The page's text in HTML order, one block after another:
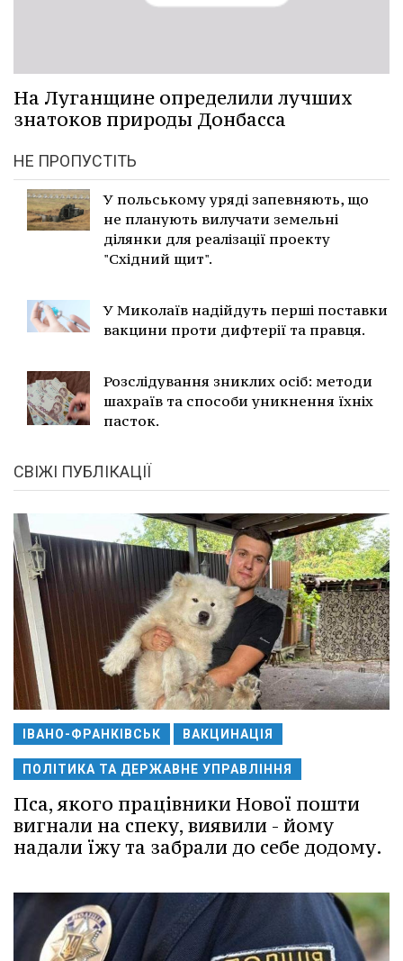
На Луганщине определили лучших
знатоков природы Донбасса
НЕ ПРОПУСТІТЬ
У польському уряді запевняють, що
не планують вилучати земельні
ділянки для реалізації проекту
"Східний щит".
У Миколаїв надійдуть перші поставки
вакцини проти дифтерії та правця.
Розслідування зниклих осіб: методи
шахраїв та способи уникнення їхніх
пасток.
СВІЖІ ПУБЛІКАЦІЇ
ІВАНО-ФРАНКІВСЬК ВАКЦИНАЦІЯ
ПОЛІТИКА ТА ДЕРЖАВНЕ УПРАВЛІННЯ
Пса, якого працівники Нової пошти
вигнали на спеку, виявили - йому
надали їжу та забрали до себе додому.